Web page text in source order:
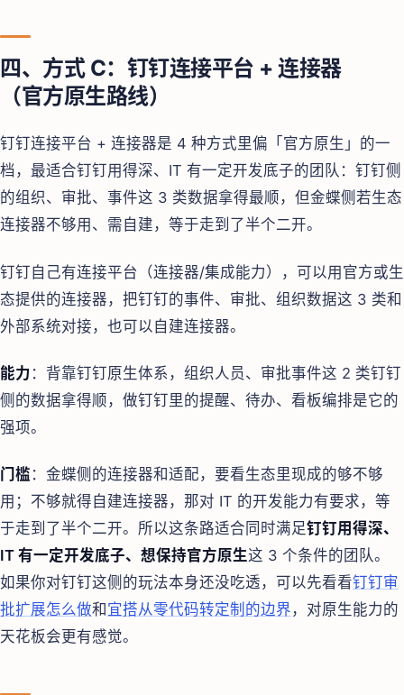
四、方式 C：钉钉连接平台 + 连接器
（官方原生路线）
钉钉连接平台 + 连接器是 4 种方式里偏「官方原生」的一
档，最适合钉钉用得深、IT 有一定开发底子的团队：钉钉侧
的组织、审批、事件这 3 类数据拿得最顺，但金蝶侧若生态
连接器不够用、需自建，等于走到了半个二开。
钉钉自己有连接平台（连接器/集成能力），可以用官方或生
态提供的连接器，把钉钉的事件、审批、组织数据这 3 类和
外部系统对接，也可以自建连接器。
能力 ：背靠钉钉原生体系，组织人员、审批事件这 2 类钉钉
侧的数据拿得顺，做钉钉里的提醒、待办、看板编排是它的
强项。
门槛 ：金蝶侧的连接器和适配，要看生态里现成的够不够
用；不够就得自建连接器，那对 IT 的开发能力有要求，等
于走到了半个二开。所以这条路适合同时满足钉钉用得深、
IT 有一定开发底子、想保持官方原生这 3 个条件的团队。
如果你对钉钉这侧的玩法本身还没吃透，可以先看看钉钉审
批扩展怎么做和 宜搭从零代码转定制的边界 ，对原生能力的
天花板会更有感觉。